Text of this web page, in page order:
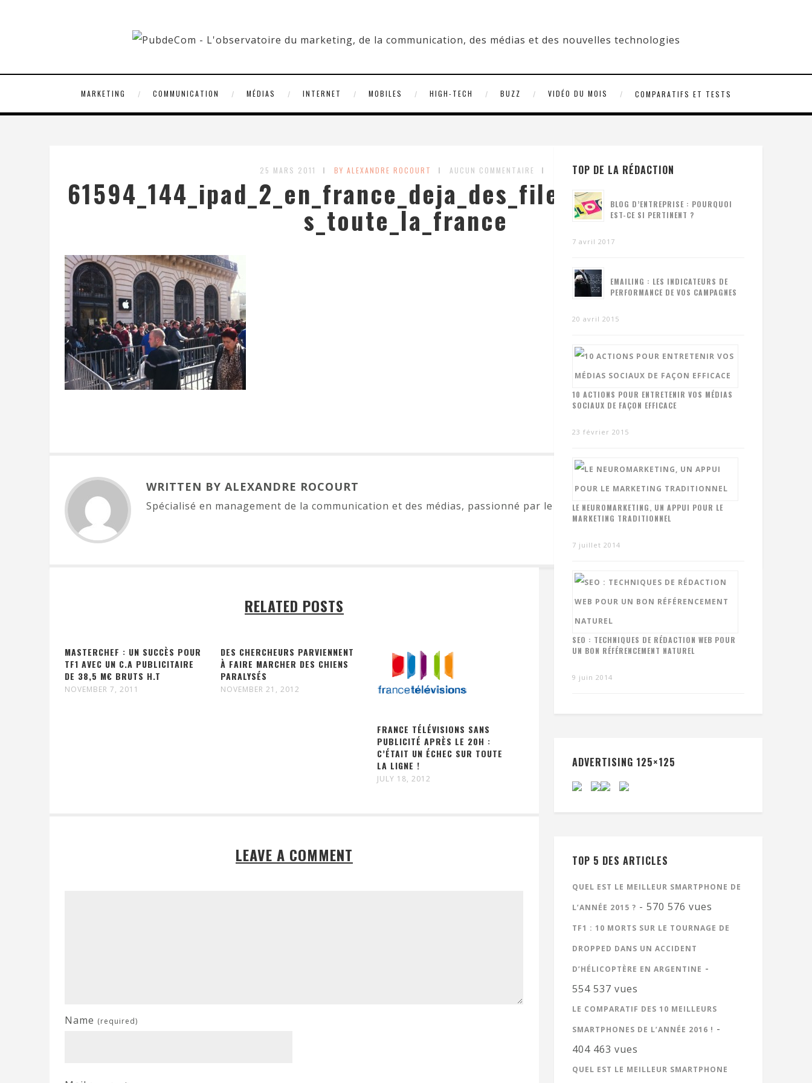
MARKETING COMMUNICATION MÉDIAS INTERNET MOBILES HIGH-TECH BUZZ VIDÉO DU MOIS COMPARATIFS ET TESTS
25 MARS 2011 BY ALEXANDRE ROCOURT AUCUN COMMENTAIRE
61594_144_ipad_2_en_france_deja_des_files_d_attente_dan
s_toute_la_france
SHARE:
WRITTEN BY ALEXANDRE ROCOURT
Spécialisé en management de la communication et des médias, passionné par le web et les nouvelles technologies.
RELATED POSTS
MASTERCHEF : UN SUCCÈS POUR
TF1 AVEC UN C.A PUBLICITAIRE
DE 38,5 M€ BRUTS H.T
NOVEMBER 7, 2011
DES CHERCHEURS PARVIENNENT
À FAIRE MARCHER DES CHIENS
PARALYSÉS
NOVEMBER 21, 2012
FRANCE TÉLÉVISIONS SANS
PUBLICITÉ APRÈS LE 20H :
C’ÉTAIT UN ÉCHEC SUR TOUTE
LA LIGNE !
JULY 18, 2012
LEAVE A COMMENT
Name (required)
TOP DE LA RÉDACTION
BLOG D’ENTREPRISE : POURQUOI
EST-CE SI PERTINENT ?
7 avril 2017
EMAILING : LES INDICATEURS DE
PERFORMANCE DE VOS CAMPAGNES
20 avril 2015
10 ACTIONS POUR ENTRETENIR VOS MÉDIAS
SOCIAUX DE FAÇON EFFICACE
23 février 2015
LE NEUROMARKETING, UN APPUI POUR LE
MARKETING TRADITIONNEL
7 juillet 2014
SEO : TECHNIQUES DE RÉDACTION WEB POUR
UN BON RÉFÉRENCEMENT NATUREL
9 juin 2014
ADVERTISING 125×125
TOP 5 DES ARTICLES
QUEL EST LE MEILLEUR SMARTPHONE DE
L’ANNÉE 2015 ? - 570 576 vues
TF1 : 10 MORTS SUR LE TOURNAGE DE
DROPPED DANS UN ACCIDENT
D’HÉLICOPTÈRE EN ARGENTINE -
554 537 vues
LE COMPARATIF DES 10 MEILLEURS
SMARTPHONES DE L’ANNÉE 2016 ! -
404 463 vues
QUEL EST LE MEILLEUR SMARTPHONE